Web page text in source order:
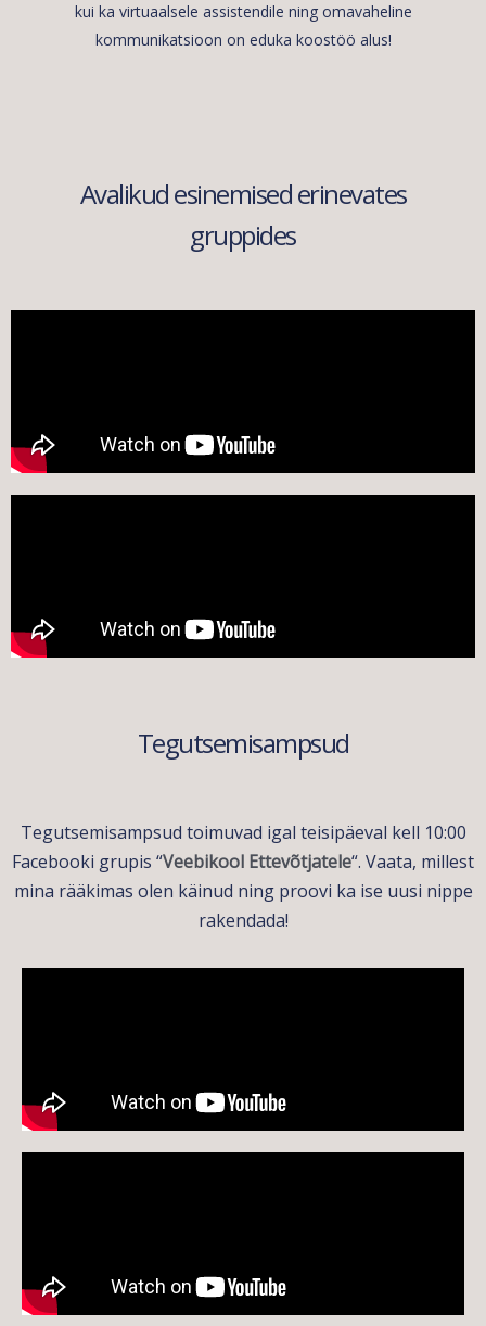
kui ka virtuaalsele assistendile ning omavaheline
kommunikatsioon on eduka koostöö alus!
Avalikud esinemised erinevates
gruppides
Tegutsemisampsud
Tegutsemisampsud toimuvad igal teisipäeval kell 10:00
Facebooki grupis “Veebikool Ettevõtjatele“. Vaata, millest
mina rääkimas olen käinud ning proovi ka ise uusi nippe
rakendada!